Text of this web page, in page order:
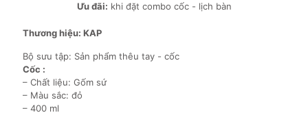
Ưu đãi: khi đặt combo cốc - lịch bàn
Thương hiệu: KAP
Bộ sưu tập: Sản phẩm thêu tay - cốc
Cốc :
– Chất liệu: Gốm sứ
– Màu sắc: đỏ
– 400 ml